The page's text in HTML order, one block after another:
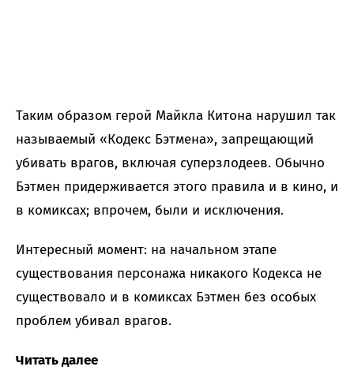
Таким образом герой Майкла Китона нарушил так
называемый «Кодекс Бэтмена», запрещающий
убивать врагов, включая суперзлодеев. Обычно
Бэтмен придерживается этого правила и в кино, и
в комиксах; впрочем, были и исключения.
Интересный момент: на начальном этапе
существования персонажа никакого Кодекса не
существовало и в комиксах Бэтмен без особых
проблем убивал врагов.
Читать далее